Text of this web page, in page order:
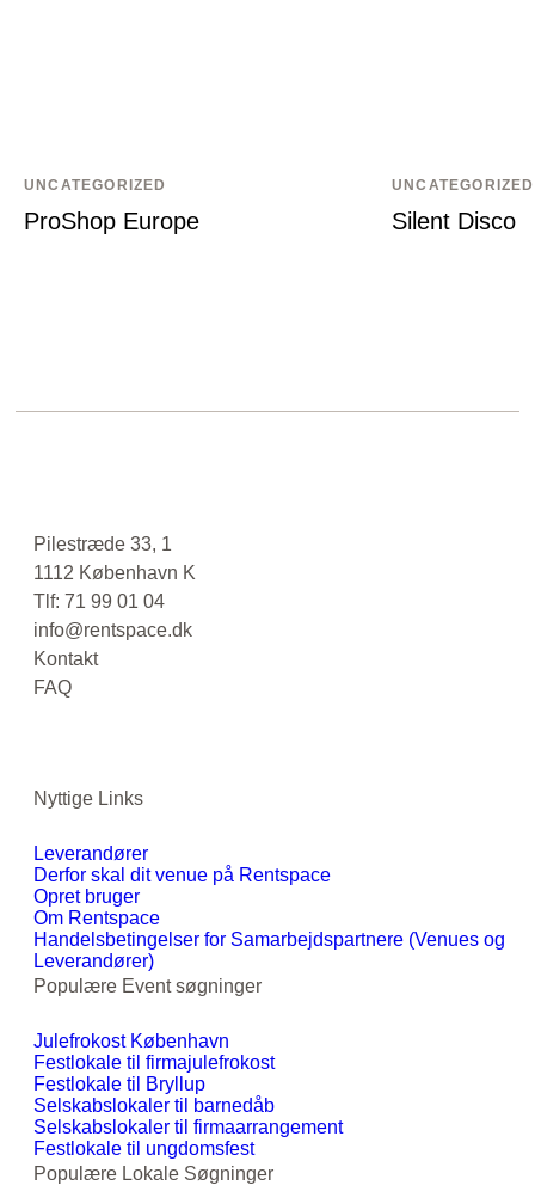
UNCATEGORIZED
ProShop Europe
UNCATEGORIZED
Silent Disco
Pilestræde 33, 1
1112 København K
Tlf: 71 99 01 04
info@rentspace.dk
Kontakt
FAQ
Nyttige Links
Leverandører
Derfor skal dit venue på Rentspace
Opret bruger
Om Rentspace
Handelsbetingelser for Samarbejdspartnere (Venues og
Leverandører)
Populære Event søgninger
Julefrokost København
Festlokale til firmajulefrokost
Festlokale til Bryllup
Selskabslokaler til barnedåb
Selskabslokaler til firmaarrangement
Festlokale til ungdomsfest
Populære Lokale Søgninger